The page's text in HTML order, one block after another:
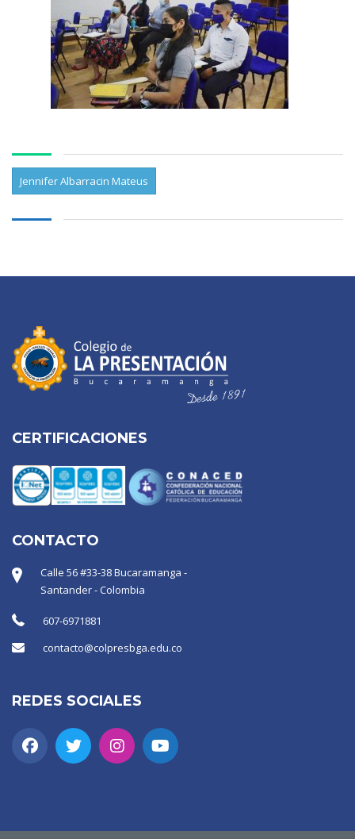
Jennifer Albarracin Mateus
CERTIFICACIONES
CONTACTO
Calle 56 #33-38 Bucaramanga -
Santander - Colombia
607-6971881
contacto@colpresbga.edu.co
REDES SOCIALES